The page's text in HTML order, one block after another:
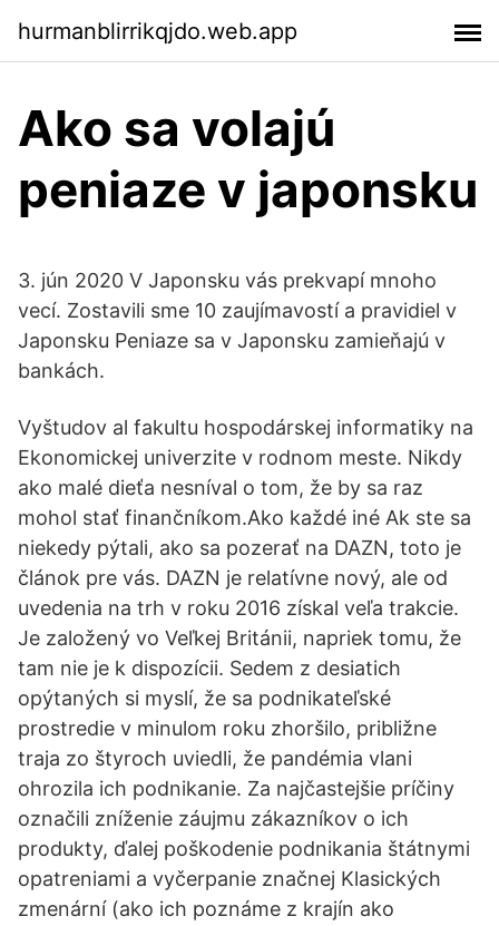
hurmanblirrikqjdo.web.app
Ako sa volajú
peniaze v japonsku
3. jún 2020 V Japonsku vás prekvapí mnoho
vecí. Zostavili sme 10 zaujímavostí a pravidiel v
Japonsku Peniaze sa v Japonsku zamieňajú v
bankách.
Vyštudov al fakultu hospodárskej informatiky na
Ekonomickej univerzite v rodnom meste. Nikdy
ako malé dieťa nesníval o tom, že by sa raz
mohol stať finančníkom.Ako každé iné Ak ste sa
niekedy pýtali, ako sa pozerať na DAZN, toto je
článok pre vás. DAZN je relatívne nový, ale od
uvedenia na trh v roku 2016 získal veľa trakcie.
Je založený vo Veľkej Británii, napriek tomu, že
tam nie je k dispozícii. Sedem z desiatich
opýtaných si myslí, že sa podnikateľské
prostredie v minulom roku zhoršilo, približne
traja zo štyroch uviedli, že pandémia vlani
ohrozila ich podnikanie. Za najčastejšie príčiny
označili zníženie záujmu zákazníkov o ich
produkty, ďalej poškodenie podnikania štátnymi
opatreniami a vyčerpanie značnej Klasických
zmenární (ako ich poznáme z krajín ako